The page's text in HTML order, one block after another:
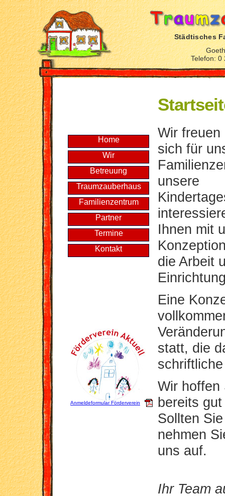
Städtisches
Telefon: 0
Home
Wir
Betreuung
Traumzauberhaus
Familienzentrum
Partner
Termine
Kontakt
Anmeldeformular Förderverein
Wir
sich für
unsere
Ihnen mit
die Arbeit
Eine
statt, die
Wir hoffen
bereits
Sollten
nehmen
uns auf.
Ihr Team